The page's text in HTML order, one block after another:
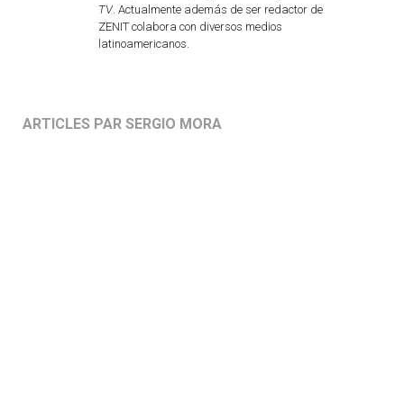
TV. Actualmente además de ser redactor de
ZENIT colabora con diversos medios
latinoamericanos.
ARTICLES PAR SERGIO MORA